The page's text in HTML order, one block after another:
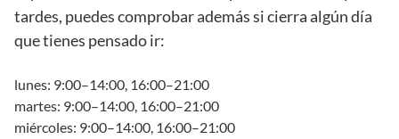
tardes, puedes comprobar además si cierra algún día
que tienes pensado ir:
lunes: 9:00–14:00, 16:00–21:00
martes: 9:00–14:00, 16:00–21:00
miércoles: 9:00–14:00, 16:00–21:00